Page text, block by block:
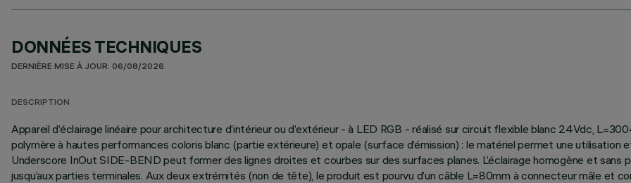
DONNÉES TECHNIQUES
DERNIÈRE MISE À JOUR: 06/08/2026
DESCRIPTION
Appareil d’éclairage linéaire pour architecture d’intérieur ou d’extérieur - à LED RGB - réalisé sur circuit flexible blanc 24Vdc,
polymère à hautes performances coloris blanc (partie extérieure) et opale (surface d’émission) : le matériel permet une
Underscore InOut SIDE-BEND peut former des lignes droites et courbes sur des surfaces planes. L’éclairage homogène et
jusqu’aux parties terminales. Aux deux extrémités (non de tête), le produit est pourvu d’un câble L=80mm à connecteur mâle et